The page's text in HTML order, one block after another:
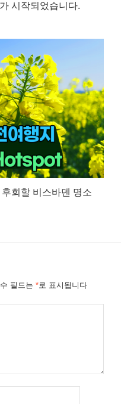
시작되었습니다.
회할 비스바덴 명소
필드는*로 표시됩니다